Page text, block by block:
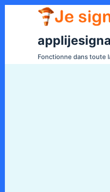
e
Fonctionne dans toute